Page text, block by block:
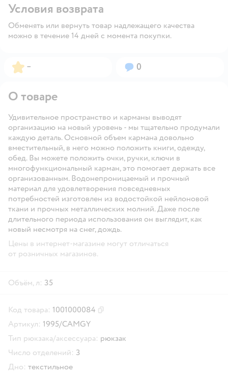
Условия возврата
Обменять или вернуть товар надлежащего качества
можно в течение 14 дней с момента покупки.
Рейтинг:
– Вопросов:
0
О товаре
Удивительное пространство и карманы выводят
организацию на новый уровень - мы тщательно продумали
каждую деталь. Основной объем кармана довольно
вместительный, в него можно положить книги, одежду,
обед. Вы можете положить очки, ручки, ключи в
многофункциональный карман, это помогает держать все
организованным. Водонепроницаемый и прочный
материал для удовлетворения повседневных
потребностей изготовлен из водостойкой нейлоновой
ткани и прочных металлических молний. Даже после
длительного периода использования он выглядит, как
новый несмотря на снег, дождь.
Цены в интернет-магазине могут отличаться
от розничных магазинов.
Объём, л: 35
Код товара: 1001000084
Артикул: 1995/CAMGY
Тип рюкзака/аксессуара: рюкзак
Число отделений: 3
Дно: текстильное